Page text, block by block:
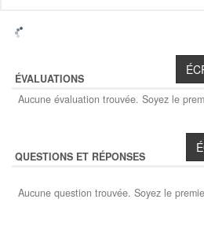
ÉVALUATIONS
Aucune évaluation trouvée. Soyez le
QUESTIONS ET RÉPONSES
Aucune question trouvée. Soyez le